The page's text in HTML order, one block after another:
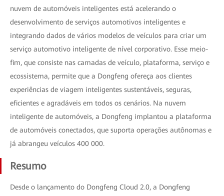
nuvem de automóveis inteligentes está acelerando o
desenvolvimento de serviços automotivos inteligentes e
integrando dados de vários modelos de veículos para criar um
serviço automotivo inteligente de nível corporativo. Esse meio-
fim, que consiste nas camadas de veículo, plataforma, serviço e
ecossistema, permite que a Dongfeng ofereça aos clientes
experiências de viagem inteligentes sustentáveis, seguras,
eficientes e agradáveis em todos os cenários. Na nuvem
inteligente de automóveis, a Dongfeng implantou a plataforma
de automóveis conectados, que suporta operações autônomas e
já abrangeu veículos 400 000.
Resumo
Desde o lançamento do Dongfeng Cloud 2.0, a Dongfeng